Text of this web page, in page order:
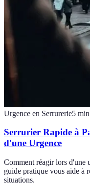
Urgence en Serrurerie5 min
Serrurier Rapide à
d'une Urgence
Comment réagir lors d'une
guide pratique vous aide à
situations.